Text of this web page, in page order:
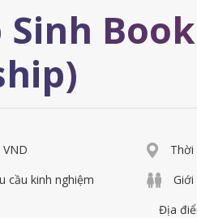
Sinh
VND Thời
cầu kinh nghiệm Giới
Địa